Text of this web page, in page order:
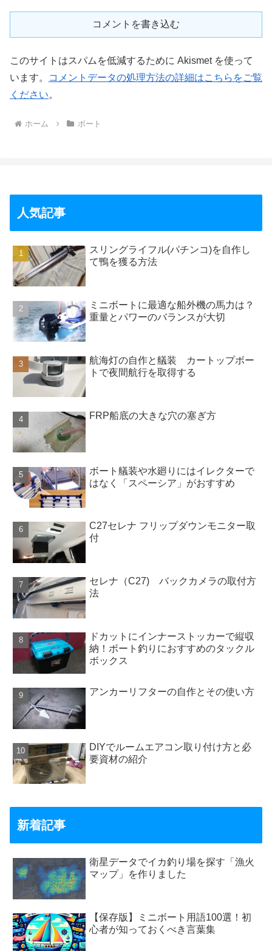
コメントを書き込む
このサイトはスパムを低減するために Akismet を使って
います。
コメントデータの処理方法の詳細はこちらをご覧
ください。
ホーム ボート
人気記事
スリングライフル(パチンコ)を自作し
て鴨を獲る方法
ミニボートに最適な船外機の馬力は？
重量とパワーのバランスが大切
航海灯の自作と艤装 カートップボー
トで夜間航行を取得する
FRP船底の大きな穴の塞ぎ方
ボート艤装や水廻りにはイレクターで
はなく「スペーシア」がおすすめ
C27セレナ フリップダウンモニター取
付
セレナ（C27) バックカメラの取付方
法
ドカットにインナーストッカーで縦収
納！ボート釣りにおすすめのタックル
ボックス
アンカーリフターの自作とその使い方
DIYでルームエアコン取り付け方と必
要資材の紹介
新着記事
衛星データでイカ釣り場を探す「漁火
マップ」を作りました
【保存版】ミニボート用語100選！初
心者が知っておくべき言葉集